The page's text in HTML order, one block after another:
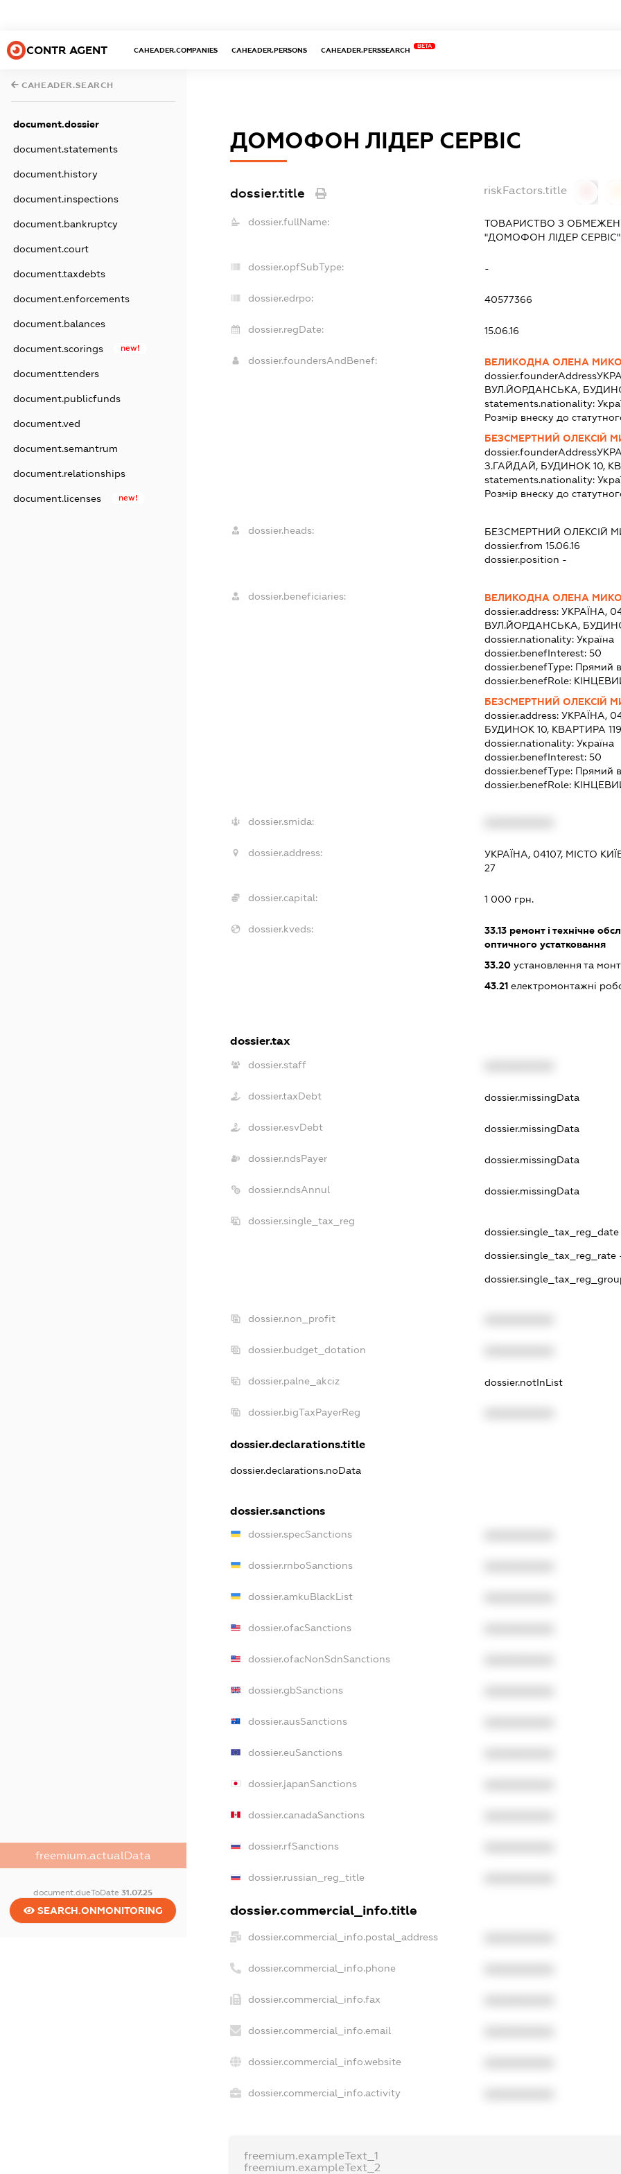
CONTR AGENT CAHEADER.COMPANIES CAHEADER.PERSONS CAHEADER.PERSSEARCH
BETA
CAHEADER.SEARCH
document.dossier
document.statements
document.history
document.inspections
document.bankruptcy
document.court
document.taxdebts
document.enforcements
document.balances
document.scorings new!
document.tenders
document.publicfunds
document.ved
document.semantrum
document.relationships
document.licenses new!
freemium.actualData
document.dueToDate31.07.25
SEARCH.ONMONITORING
ДОМОФОН ЛІДЕР СЕРВІС
dossier.title riskFactors.title
dossier.fullName:
ТОВАРИСТВО З
"ДОМОФОН ЛІДЕР СЕРВІС"
dossier.opfSubType: -
dossier.edrpo: 40577366
dossier.regDate: 15.06.16
dossier.foundersAndBenef:
ВЕЛИКОДНА ОЛЕНА
dossier.founderAddress
ВУЛ.ЙОРДАНСЬКА,
statements.nationality:
Розмір внеску до
БЕЗСМЕРТНИЙ ОЛЕКСІЙ
dossier.founderAddress
З.ГАЙДАЙ, БУДИНОК 10,
statements.nationality:
Розмір внеску до
dossier.heads: БЕЗСМЕРТНИЙ ОЛЕКСІЙ
dossier.from 15.06.16
dossier.position -
dossier.beneficiaries:
ВЕЛИКОДНА ОЛЕНА
dossier.address: УКРАЇНА,
ВУЛ.ЙОРДАНСЬКА,
dossier.nationality: Україна
dossier.benefInterest: 50
dossier.benefType: Прямий
dossier.benefRole:
БЕЗСМЕРТНИЙ ОЛЕКСІЙ
dossier.address: УКРАЇНА,
БУДИНОК 10, КВАРТИРА 119
dossier.nationality: Україна
dossier.benefInterest: 50
dossier.benefType: Прямий
dossier.benefRole:
dossier.smida:
dossier.address:
УКРАЇНА, 04107, МІСТО
27
dossier.capital: 1 000 грн.
dossier.kveds: 33.13ремонт і технічне
оптичного устатковання
33.20установлення та
43.21електромонтажні
dossier.tax
dossier.staff
dossier.taxDebt dossier.missingData
dossier.esvDebt dossier.missingData
dossier.ndsPayer dossier.missingData
dossier.ndsAnnul dossier.missingData
dossier.single_tax_reg
dossier.single_tax_reg_date
dossier.single_tax_reg_rate
dossier.non_profit
dossier.budget_dotation
dossier.palne_akciz dossier.notInList
dossier.bigTaxPayerReg
dossier.declarations.title
dossier.declarations.noData
dossier.sanctions
dossier.specSanctions
dossier.rnboSanctions
dossier.amkuBlackList
dossier.ofacSanctions
dossier.ofacNonSdnSanctions
dossier.gbSanctions
dossier.ausSanctions
dossier.euSanctions
dossier.japanSanctions
dossier.canadaSanctions
dossier.rfSanctions
dossier.russian_reg_title
dossier.commercial_info.title
dossier.commercial_info.postal_address
dossier.commercial_info.phone
dossier.commercial_info.fax
dossier.commercial_info.email
dossier.commercial_info.website
dossier.commercial_info.activity
freemium.exampleText_1
freemium.exampleText_2